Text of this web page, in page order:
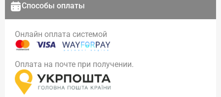
Способы оплаты
Онлайн оплата системой
Оплата на почте при получении.